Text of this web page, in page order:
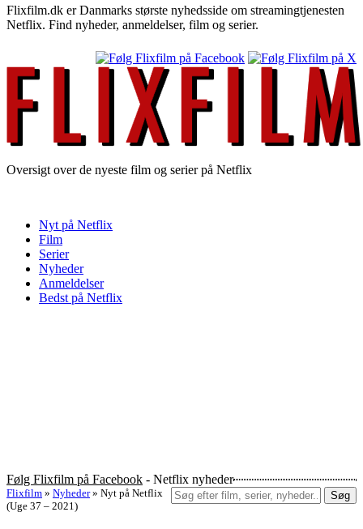
Flixfilm.dk er Danmarks største nyhedsside om streamingtjenesten
Netflix. Find nyheder, anmeldelser, film og serier.
Oversigt over de nyeste film og serier på Netflix
Nyt på Netflix
Film
Serier
Nyheder
Anmeldelser
Bedst på Netflix
Følg Flixfilm på Facebook - Netflix nyheder
Søg
Flixfilm » Nyheder » Nyt på Netflix
(Uge 37 – 2021)